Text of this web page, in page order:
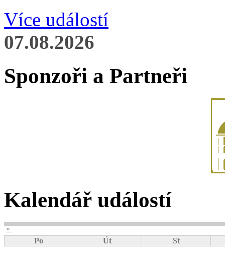
Více událostí
07.08.2026
Sponzoři a Partneři
Kalendář událostí
«
Po
Út St